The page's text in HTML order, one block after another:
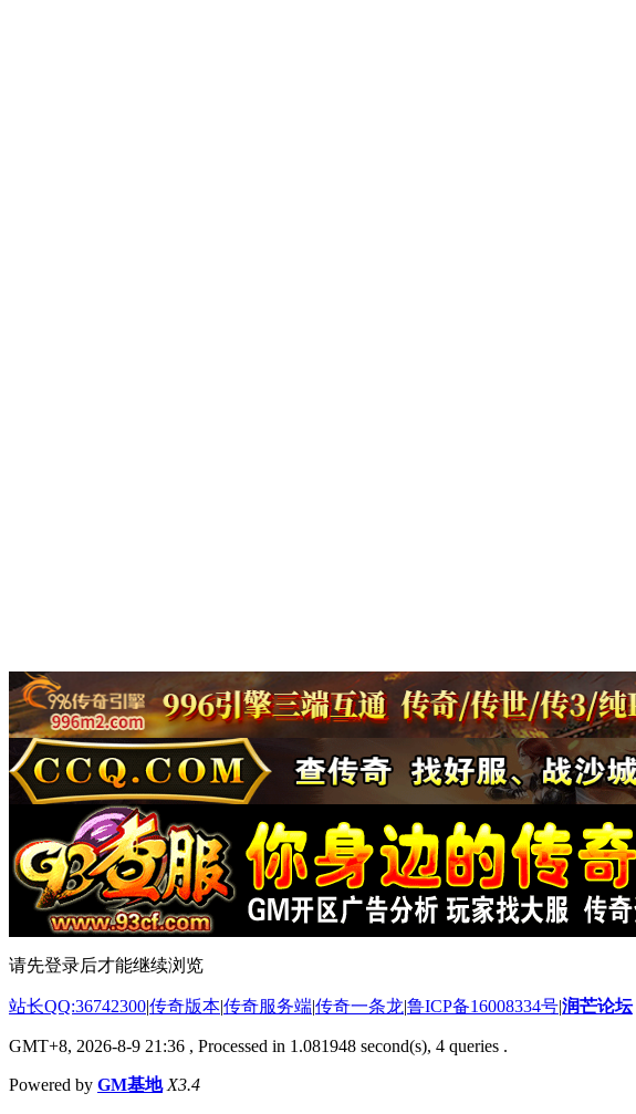
请先登录后才能继续浏览
站长QQ:36742300|传奇版本|传奇服务端|传奇一条龙|鲁ICP备16008334号|润芒论坛
GMT+8, 2026-8-9 21:36 , Processed in 1.081948 second(s), 4 queries .
Powered by GM基地 X3.4